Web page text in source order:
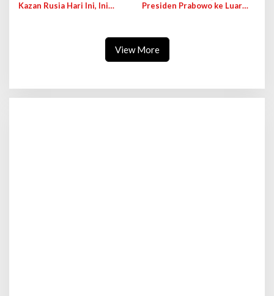
Kazan Rusia Hari Ini, Ini
Presiden Prabowo ke Luar
View More